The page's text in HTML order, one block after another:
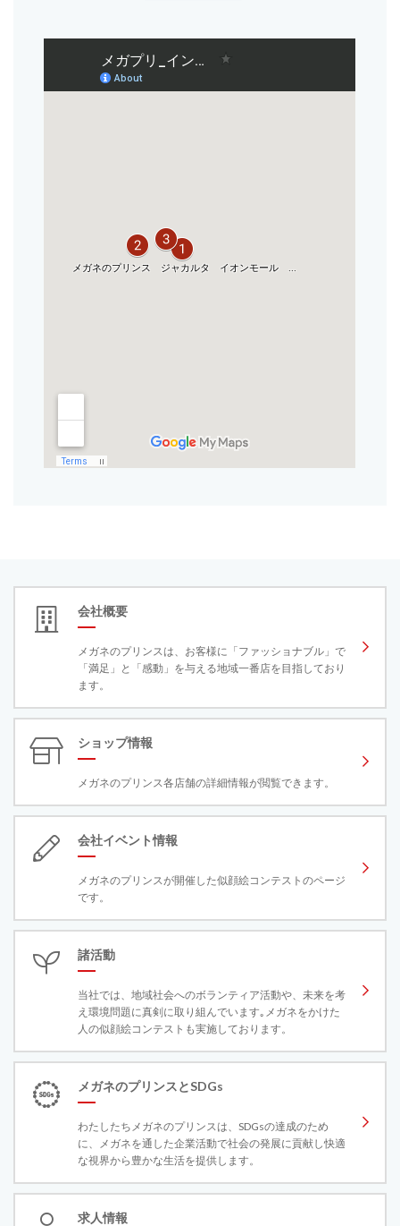
会社概要
メガネのプリンスは、お客様に「ファッショナブル」で
「満足」と「感動」を与える地域一番店を目指しており
ます。
ショップ情報
メガネのプリンス各店舗の詳細情報が閲覧できます。
会社イベント情報
メガネのプリンスが開催した似顔絵コンテストのページ
です。
諸活動
当社では、地域社会へのボランティア活動や、未来を考
え環境問題に真剣に取り組んでいます｡メガネをかけた
人の似顔絵コンテストも実施しております。
メガネのプリンスとSDGs
わたしたちメガネのプリンスは、SDGsの達成のため
に、メガネを通した企業活動で社会の発展に貢献し快適
な視界から豊かな生活を提供します。
求人情報